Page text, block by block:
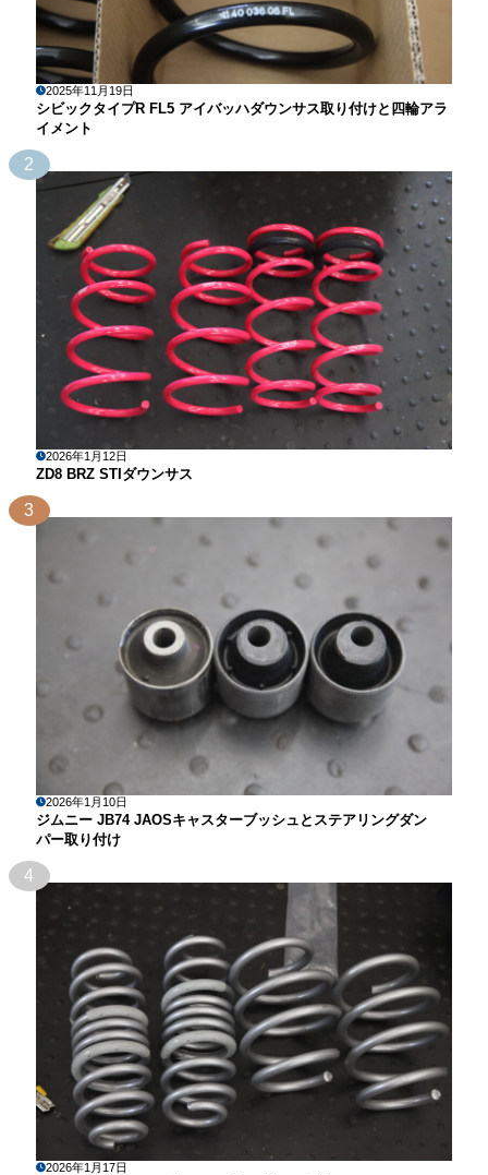
2025年11月19日
シビックタイプR FL5 アイバッハダウンサス取り付けと四輪アラ
イメント
2
2026年1月12日
ZD8 BRZ STIダウンサス
3
2026年1月10日
ジムニー JB74 JAOSキャスターブッシュとステアリングダン
パー取り付け
4
2026年1月17日